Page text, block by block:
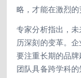
略，才能在激烈的
专家分析指出，
历深刻的变革。
要注重长期的品
团队具备跨学科